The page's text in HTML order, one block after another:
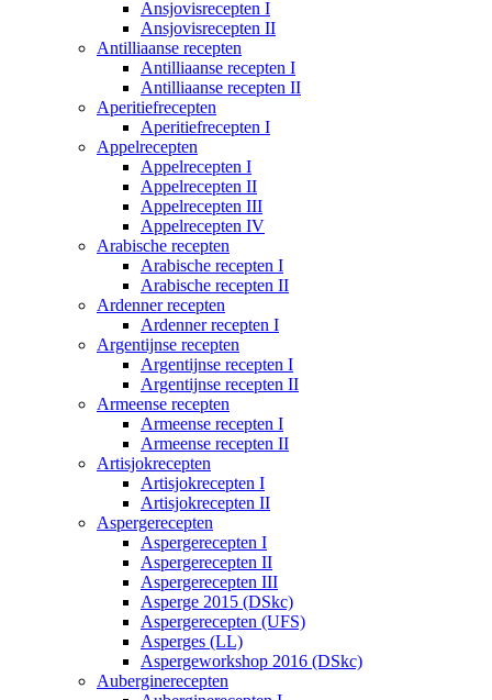
Ansjovisrecepten I
Ansjovisrecepten II
Antilliaanse recepten
Antilliaanse recepten I
Antilliaanse recepten II
Aperitiefrecepten
Aperitiefrecepten I
Appelrecepten
Appelrecepten I
Appelrecepten II
Appelrecepten III
Appelrecepten IV
Arabische recepten
Arabische recepten I
Arabische recepten II
Ardenner recepten
Ardenner recepten I
Argentijnse recepten
Argentijnse recepten I
Argentijnse recepten II
Armeense recepten
Armeense recepten I
Armeense recepten II
Artisjokrecepten
Artisjokrecepten I
Artisjokrecepten II
Aspergerecepten
Aspergerecepten I
Aspergerecepten II
Aspergerecepten III
Asperge 2015 (DSkc)
Aspergerecepten (UFS)
Asperges (LL)
Aspergeworkshop 2016 (DSkc)
Auberginerecepten